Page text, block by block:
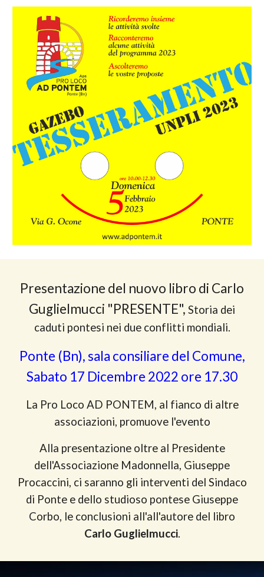
Presentazione del nuovo libro di Carlo
Guglielmucci "PRESENTE", Storia dei
caduti pontesi nei due conflitti mondiali.
Ponte (Bn), sala consiliare del Comune,
Sabato 17 Dicembre 2022 ore 17.30
La Pro Loco AD PONTEM, al fianco di altre
associazioni, promuove l'evento
Alla presentazione oltre al Presidente
dell'Associazione Madonnella, Giuseppe
Procaccini, ci saranno gli interventi del Sindaco
di Ponte e dello studioso pontese Giuseppe
Corbo, le conclusioni all'all'autore del libro
Carlo Guglielmucci.